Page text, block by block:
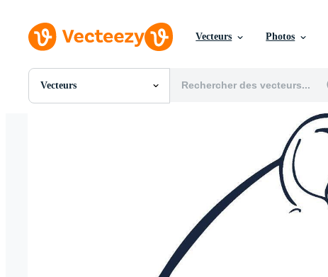
Vecteurs Photos
Vecteurs
Toutes Images